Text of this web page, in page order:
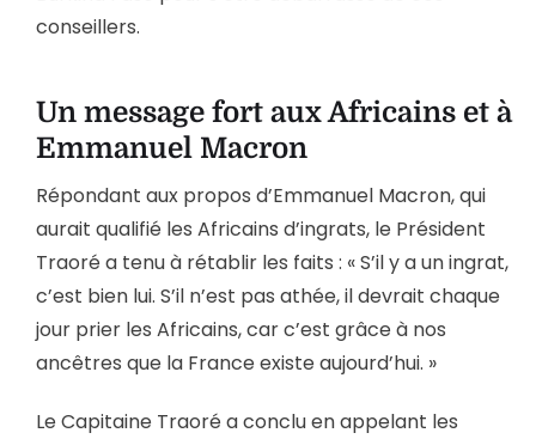
conseillers.
Un message fort aux Africains et à
Emmanuel Macron
Répondant aux propos d’Emmanuel Macron, qui
aurait qualifié les Africains d’ingrats, le Président
Traoré a tenu à rétablir les faits : « S’il y a un ingrat,
c’est bien lui. S’il n’est pas athée, il devrait chaque
jour prier les Africains, car c’est grâce à nos
ancêtres que la France existe aujourd’hui. »
Le Capitaine Traoré a conclu en appelant les